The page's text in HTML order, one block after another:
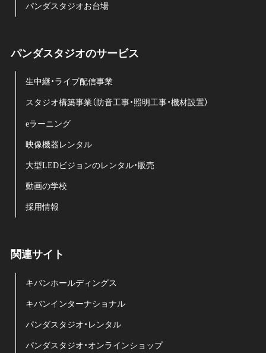
パンダスタジオお台場
パンダスタジオのサービス
生中継・ライブ配信事業
スタジオ構築事業（防音工事・照明工事・機材設置）
eラーニング
映像機器レンタル
大型LEDビジョンのレンタル・販売
動画の学校
採用情報
関連サイト
キバンホールディングス
キバンインターナショナル
パンダスタジオ・レンタル
パンダスタジオ・オンラインショップ